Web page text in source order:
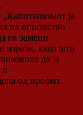
„Капитализмот ja
на општество
ги замени
изрази, како што
да ја
и
од профит.